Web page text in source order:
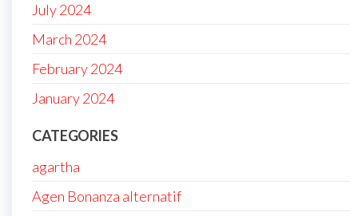
July 2024
March 2024
February 2024
January 2024
CATEGORIES
agartha
Agen Bonanza alternatif